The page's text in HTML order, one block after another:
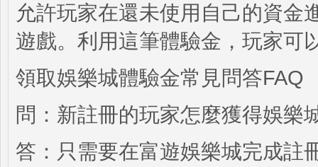
允許玩家在還未使用自己的資金
遊戲。利用這筆體驗金，玩家可
領取娛樂城體驗金常見問答FAQ
問：新註冊的玩家怎麼獲得娛樂
答：只需要在富遊娛樂城完成註